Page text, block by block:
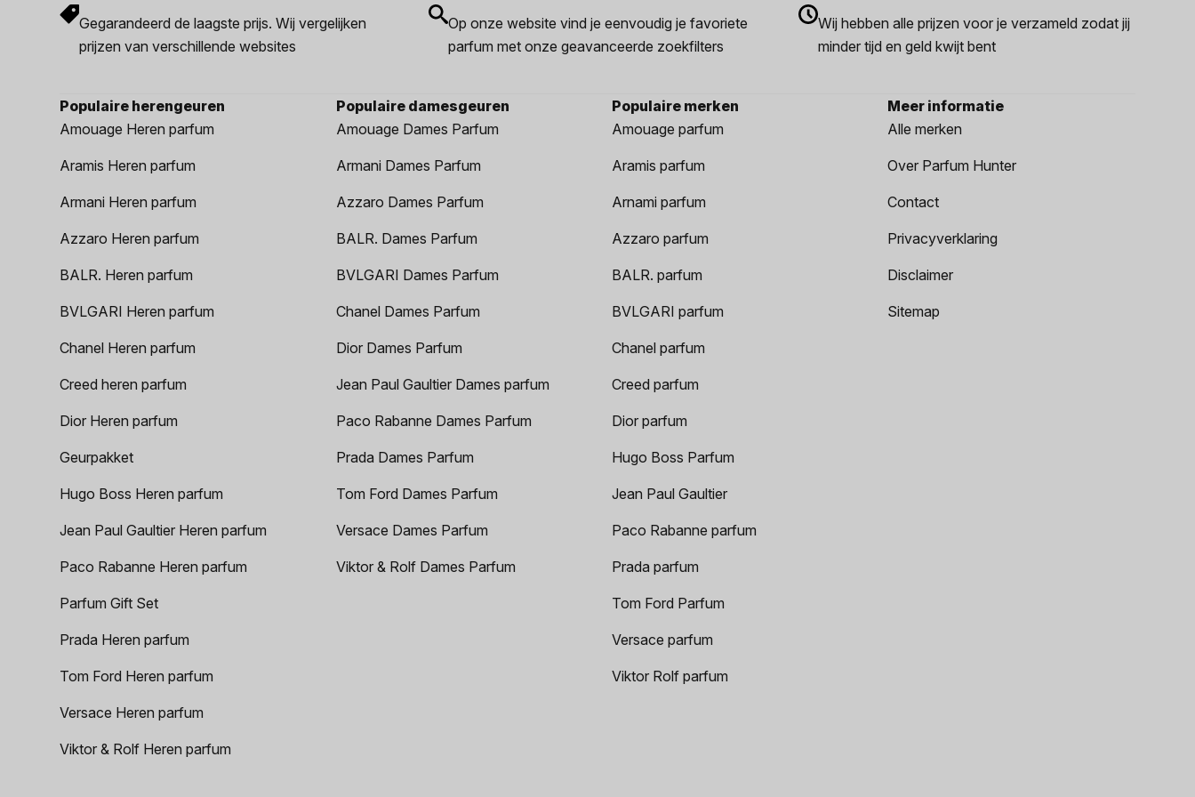
Gegarandeerd de laagste prijs. Wij vergelijken
prijzen van verschillende websites
Op onze website vind je eenvoudig je favoriete
parfum met onze geavanceerde zoekfilters
Wij hebben alle prijzen voor je verzameld zodat jij
minder tijd en geld kwijt bent
Populaire herengeuren
Amouage Heren parfum
Aramis Heren parfum
Armani Heren parfum
Azzaro Heren parfum
BALR. Heren parfum
BVLGARI Heren parfum
Chanel Heren parfum
Creed heren parfum
Dior Heren parfum
Geurpakket
Hugo Boss Heren parfum
Jean Paul Gaultier Heren parfum
Paco Rabanne Heren parfum
Parfum Gift Set
Prada Heren parfum
Tom Ford Heren parfum
Versace Heren parfum
Viktor & Rolf Heren parfum
Populaire damesgeuren
Amouage Dames Parfum
Armani Dames Parfum
Azzaro Dames Parfum
BALR. Dames Parfum
BVLGARI Dames Parfum
Chanel Dames Parfum
Dior Dames Parfum
Jean Paul Gaultier Dames parfum
Paco Rabanne Dames Parfum
Prada Dames Parfum
Tom Ford Dames Parfum
Versace Dames Parfum
Viktor & Rolf Dames Parfum
Populaire merken
Amouage parfum
Aramis parfum
Arnami parfum
Azzaro parfum
BALR. parfum
BVLGARI parfum
Chanel parfum
Creed parfum
Dior parfum
Hugo Boss Parfum
Jean Paul Gaultier
Paco Rabanne parfum
Prada parfum
Tom Ford Parfum
Versace parfum
Viktor Rolf parfum
Meer informatie
Alle merken
Over Parfum Hunter
Contact
Privacyverklaring
Disclaimer
Sitemap